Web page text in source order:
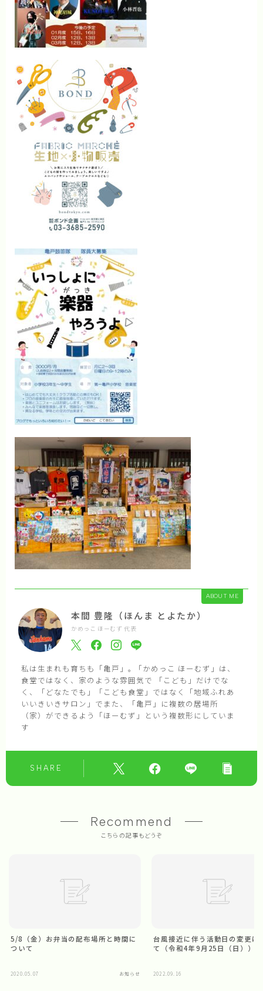
ABOUT ME
本間 豊隆（ほんま とよたか）
かめっこ ほーむず 代表
私は生まれも育ちも「亀戸」｡ 「かめっこ ほーむず」は、
食堂ではなく、家のような雰囲気で 「こども」だけでな
く、「どなたでも」「こども食堂」ではなく「地域ふれあ
いいきいきサロン」でまた、「亀戸」に複数の居場所
（家）ができるよう「ほーむず」という複数形にしていま
す
SHARE
Recommend
こちらの記事もどうぞ
5/8（金）お弁当の配布場所と時間に
ついて
2020.05.07 お知らせ
台風接近に伴う活動日の変更に
て（令和4年9月25日（日））
2022.09.16